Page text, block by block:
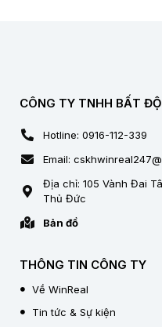
CÔNG TY TNHH BẤT
Hotline: 0916-112-339
Email:
Địa chỉ: 105 Vành Đai
Thủ Đức
Bản đồ
THÔNG TIN CÔNG TY
Về WinReal
Tin tức & Sự kiện